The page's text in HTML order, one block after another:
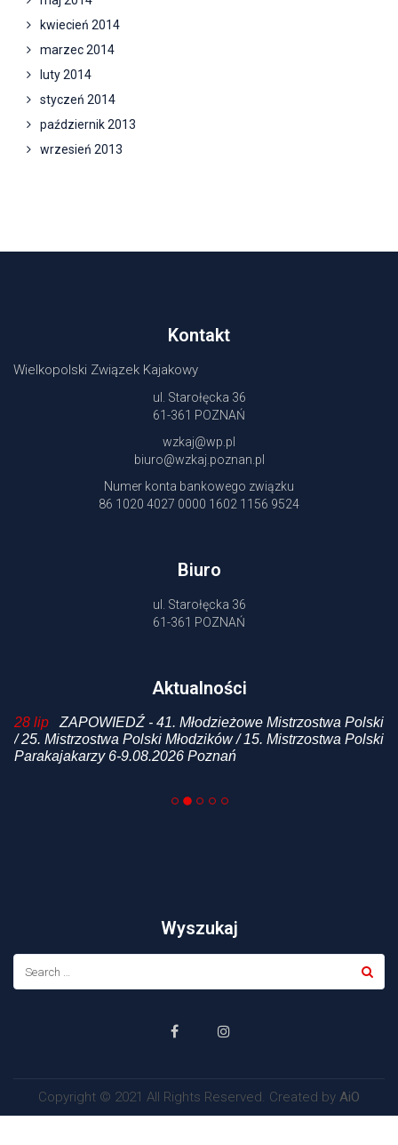
kwiecień 2014
marzec 2014
luty 2014
styczeń 2014
październik 2013
wrzesień 2013
Kontakt
Wielkopolski Związek Kajakowy
ul. Starołęcka 36
61-361 POZNAŃ
wzkaj@wp.pl
biuro@wzkaj.poznan.pl
Numer konta bankowego związku
86 1020 4027 0000 1602 1156 9524
Biuro
ul. Starołęcka 36
61-361 POZNAŃ
Aktualności
28 lip
ZAPOWIEDŹ - 41. Młodzieżowe Mistrzostwa Polski
/ 25. Mistrzostwa Polski Młodzików / 15. Mistrzostwa Polski
Parakajakarzy 6-9.08.2026 Poznań
Wyszukaj
Copyright © 2021 All Rights Reserved. Created by AiO